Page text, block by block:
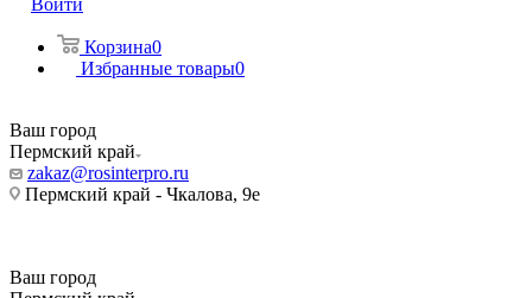
Войти
Корзина0
Избранные товары0
Ваш город
Пермский край
zakaz@rosinterpro.ru
Пермский край - Чкалова, 9е
Ваш город